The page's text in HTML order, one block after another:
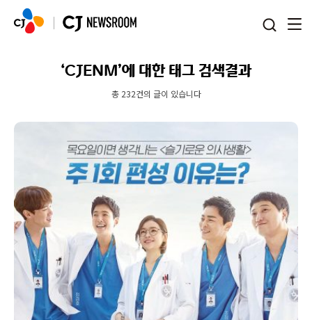
‘CJENM’에 대한 태그 검색결과
총 232건의 글이 있습니다